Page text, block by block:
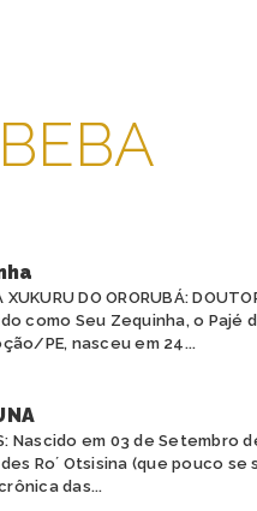
XUKURU DO ORORUBÁ:
como Seu Zequinha, o Pajé
PE, nasceu em 24...
Nascido em 03 de
Ro´ Otsisina (que pouco
das...